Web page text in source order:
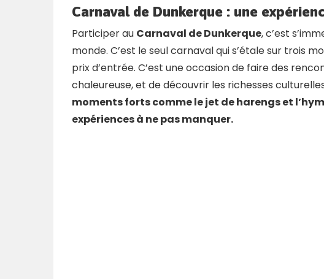
Carnaval de Dunkerque : une
Participer au Carnaval de Dunkerque, c’est
monde. C’est le seul carnaval qui s’étale sur trois
prix d’entrée. C’est une occasion de faire des
chaleureuse, et de découvrir les richesses
moments forts comme le jet de harengs et
expériences à ne pas manquer.